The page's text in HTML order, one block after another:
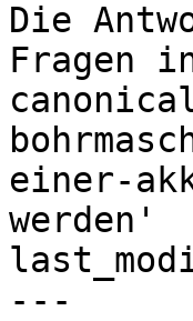
Die
Fragen
einer-
werden'
---